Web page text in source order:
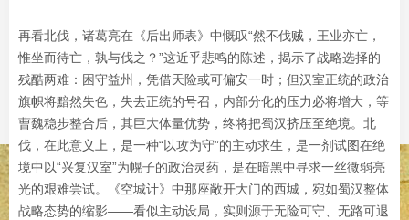
再看北伐，诸葛亮在《后出师表》中慨叹“然不伐贼，王业亦亡，
惟坐而待亡，孰与伐之？”这近乎悲鸣的陈述，揭示了战略选择的
残酷两难：困守益州，凭借天险或可偏安一时；但汉室正统的政治
旗帜将黯然失色，失去正统的号召，内部分化的压力必将增大，等
曹魏稳步整合后，其巨大体量优势，终将把蜀汉挤压至绝境。北
伐，在此意义上，是一种“以攻为守”的主动求生，是一剂试图在绝
境中以“兴复汉室”为幌子的政治灵药，是在暗黑中寻求一丝微弱亮
光的艰难尝试。《空城计》中那座敞开大门的西城，宛如蜀汉整体
战略态势的缩影——看似主动设局，实则源于无险可守、无路可退